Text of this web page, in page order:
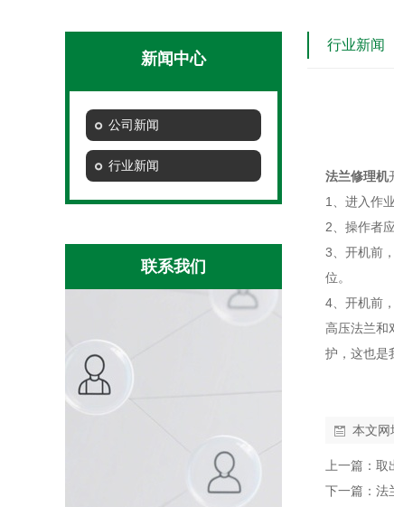
新闻中心
公司新闻
行业新闻
联系我们
行业新闻
法兰修理机
1、进入作
2、操作者
3、开机前
位。
4、开机前
高压法兰和
护，这也是
本文网
上一篇： 取
下一篇： 法